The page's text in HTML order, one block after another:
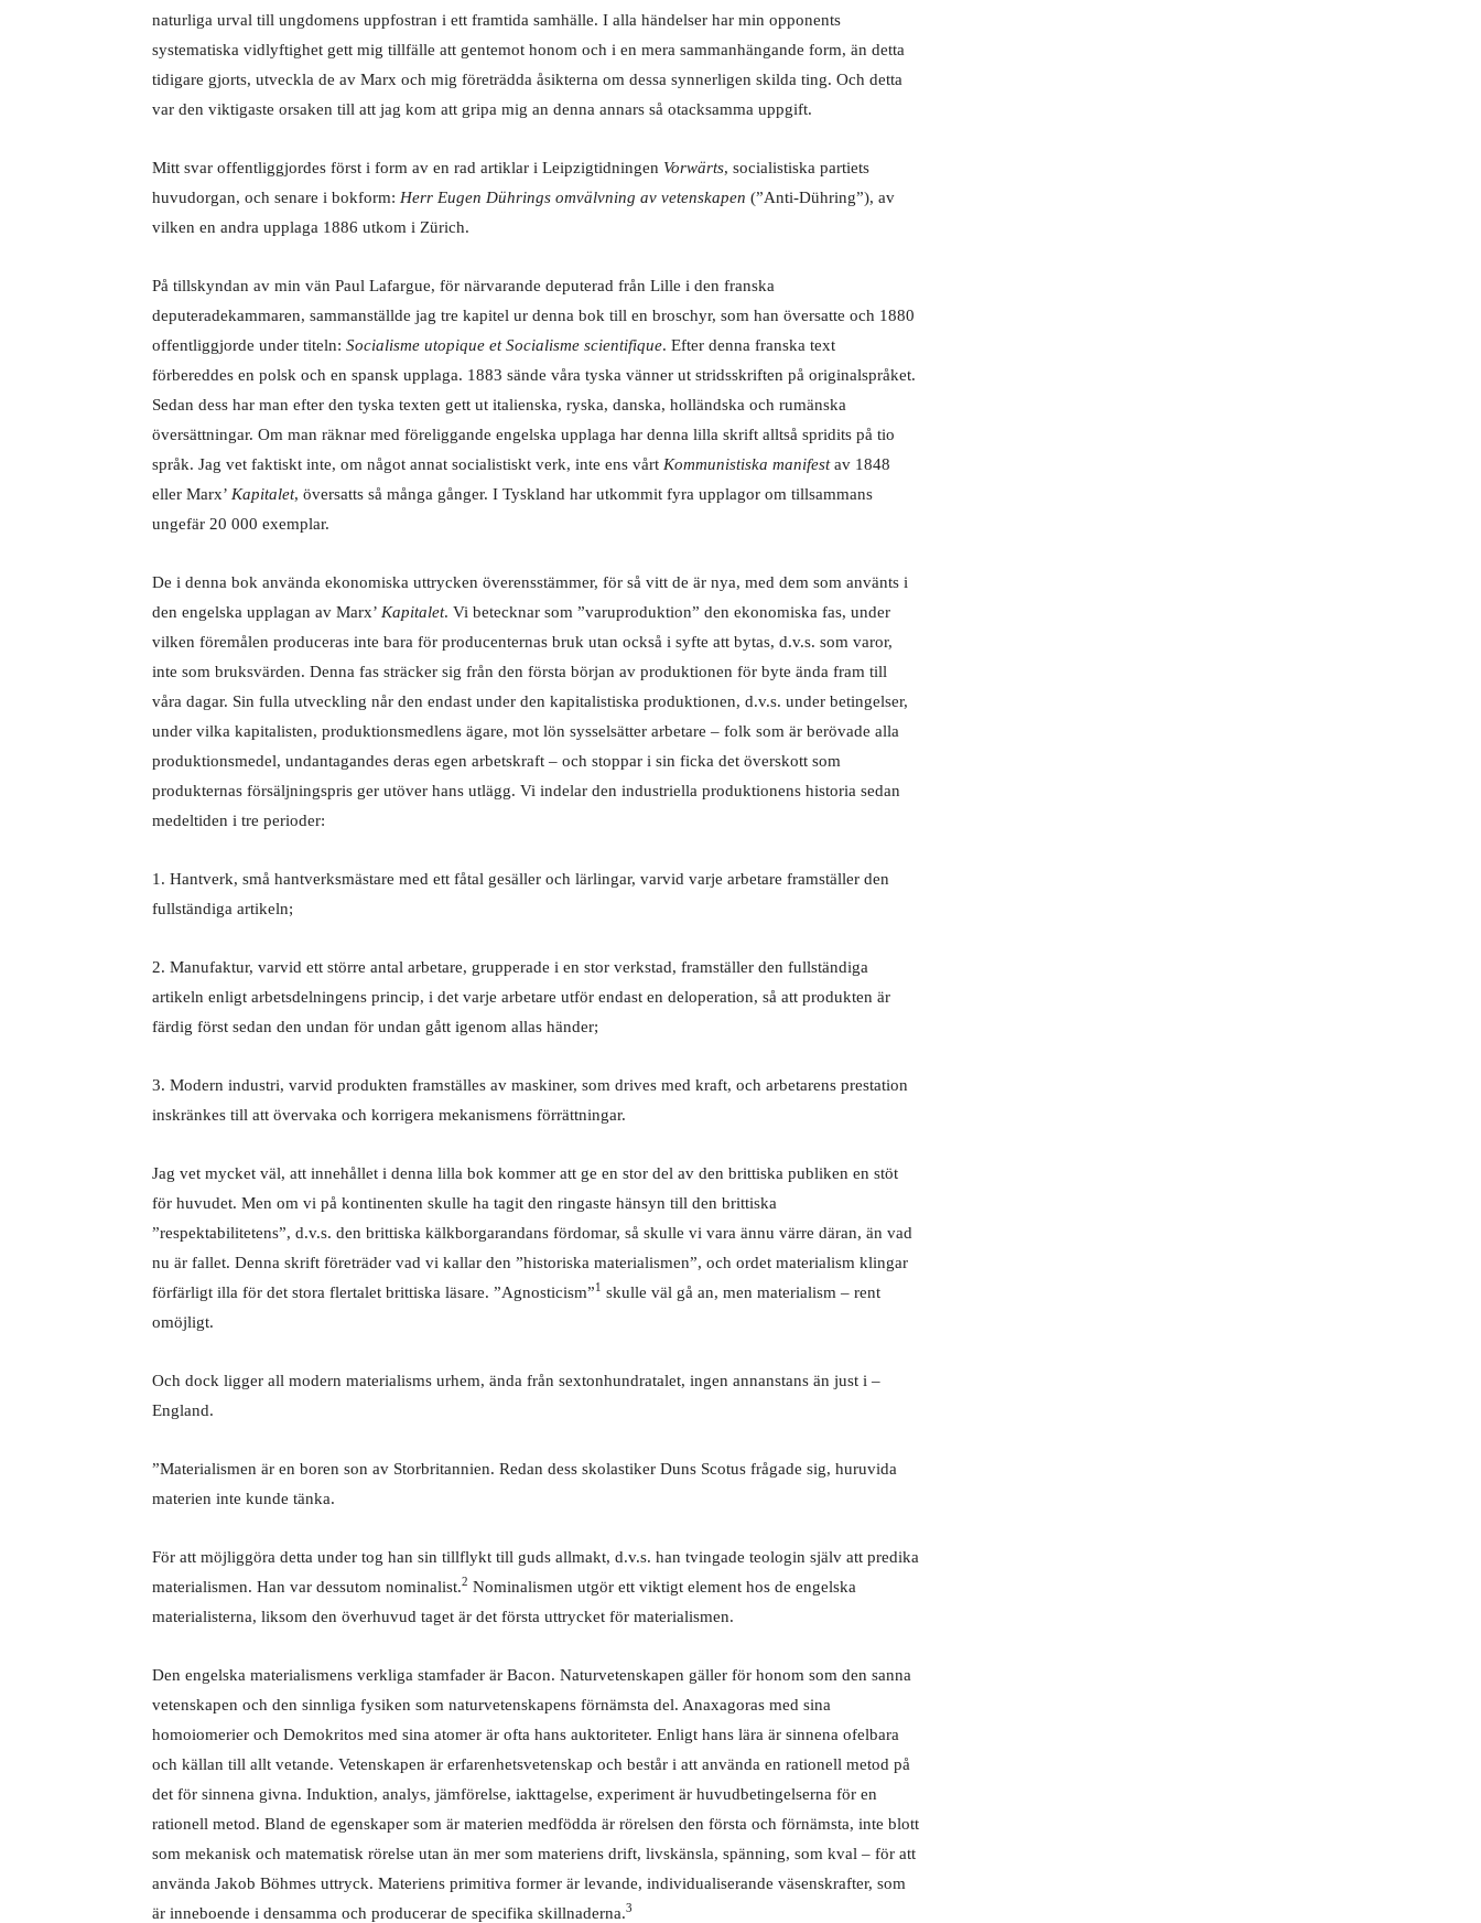
naturliga urval till ungdomens uppfostran i ett framtida samhälle. I alla händelser har min opponents
systematiska vidlyftighet gett mig tillfälle att gentemot honom och i en mera sammanhängande form, än detta
tidigare gjorts, utveckla de av Marx och mig företrädda åsikterna om dessa synnerligen skilda ting. Och detta
var den viktigaste orsaken till att jag kom att gripa mig an denna annars så otacksamma uppgift.
Mitt svar offentliggjordes först i form av en rad artiklar i Leipzigtidningen Vorwärts, socialistiska partiets
huvudorgan, och senare i bokform: Herr Eugen Dührings omvälvning av vetenskapen (”Anti-Dühring”), av
vilken en andra upplaga 1886 utkom i Zürich.
På tillskyndan av min vän Paul Lafargue, för närvarande deputerad från Lille i den franska
deputeradekammaren, sammanställde jag tre kapitel ur denna bok till en broschyr, som han översatte och 1880
offentliggjorde under titeln: Socialisme utopique et Socialisme scientifique. Efter denna franska text
förbereddes en polsk och en spansk upplaga. 1883 sände våra tyska vänner ut stridsskriften på originalspråket.
Sedan dess har man efter den tyska texten gett ut italienska, ryska, danska, holländska och rumänska
översättningar. Om man räknar med föreliggande engelska upplaga har denna lilla skrift alltså spridits på tio
språk. Jag vet faktiskt inte, om något annat socialistiskt verk, inte ens vårt Kommunistiska manifestav 1848
eller Marx’ Kapitalet, översatts så många gånger. I Tyskland har utkommit fyra upplagor om tillsammans
ungefär 20 000 exemplar.
De i denna bok använda ekonomiska uttrycken överensstämmer, för så vitt de är nya, med dem som använts i
den engelska upplagan av Marx’ Kapitalet. Vi betecknar som ”varuproduktion” den ekonomiska fas, under
vilken föremålen produceras inte bara för producenternas bruk utan också i syfte att bytas, d.v.s. som varor,
inte som bruksvärden. Denna fas sträcker sig från den första början av produktionen för byte ända fram till
våra dagar. Sin fulla utveckling når den endast under den kapitalistiska produktionen, d.v.s. under betingelser,
under vilka kapitalisten, produktionsmedlens ägare, mot lön sysselsätter arbetare – folk som är berövade alla
produktionsmedel, undantagandes deras egen arbetskraft – och stoppar i sin ficka det överskott som
produkternas försäljningspris ger utöver hans utlägg. Vi indelar den industriella produktionens historia sedan
medeltiden i tre perioder:
1. Hantverk, små hantverksmästare med ett fåtal gesäller och lärlingar, varvid varje arbetare framställer den
fullständiga artikeln;
2. Manufaktur, varvid ett större antal arbetare, grupperade i en stor verkstad, framställer den fullständiga
artikeln enligt arbetsdelningens princip, i det varje arbetare utför endast en deloperation, så att produkten är
färdig först sedan den undan för undan gått igenom allas händer;
3. Modern industri, varvid produkten framställes av maskiner, som drives med kraft, och arbetarens prestation
inskränkes till att övervaka och korrigera mekanismens förrättningar.
Jag vet mycket väl, att innehållet i denna lilla bok kommer att ge en stor del av den brittiska publiken en stöt
för huvudet. Men om vi på kontinenten skulle ha tagit den ringaste hänsyn till den brittiska
”respektabilitetens”, d.v.s. den brittiska kälkborgarandans fördomar, så skulle vi vara ännu värre däran, än vad
nu är fallet. Denna skrift företräder vad vi kallar den ”historiska materialismen”, och ordet materialism klingar
förfärligt illa för det stora flertalet brittiska läsare. ”Agnosticism”1 skulle väl gå an, men materialism – rent
omöjligt.
Och dock ligger all modern materialisms urhem, ända från sextonhundratalet, ingen annanstans än just i –
England.
”Materialismen är en boren son av Storbritannien. Redan dess skolastiker Duns Scotus frågade sig, huruvida
materien inte kunde tänka.
För att möjliggöra detta under tog han sin tillflykt till guds allmakt, d.v.s. han tvingade teologin själv att predika
materialismen. Han var dessutom nominalist.2 Nominalismen utgör ett viktigt element hos de engelska
materialisterna, liksom den överhuvud taget är det första uttrycket för materialismen.
Den engelska materialismens verkliga stamfader är Bacon. Naturvetenskapen gäller för honom som den sanna
vetenskapen och den sinnliga fysiken som naturvetenskapens förnämsta del. Anaxagoras med sina
homoiomerier och Demokritos med sina atomer är ofta hans auktoriteter. Enligt hans lära är sinnena ofelbara
och källan till allt vetande. Vetenskapen är erfarenhetsvetenskap och består i att använda en rationell metod på
det för sinnena givna. Induktion, analys, jämförelse, iakttagelse, experiment är huvudbetingelserna för en
rationell metod. Bland de egenskaper som är materien medfödda är rörelsen den första och förnämsta, inte blott
som mekanisk och matematisk rörelse utan än mer som materiens drift, livskänsla, spänning, som kval – för att
använda Jakob Böhmes uttryck. Materiens primitiva former är levande, individualiserande väsenskrafter, som
är inneboende i densamma och producerar de specifika skillnaderna.3